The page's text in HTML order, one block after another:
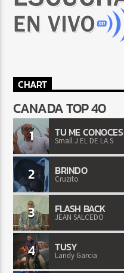
CHART
CANADA TOP 40
1 TU ME CONOCES
Small J EL DE LA S
2 BRINDO
Cruzito
3 FLASH BACK
JEAN SALCEDO
4 TUSY
Landy Garcia